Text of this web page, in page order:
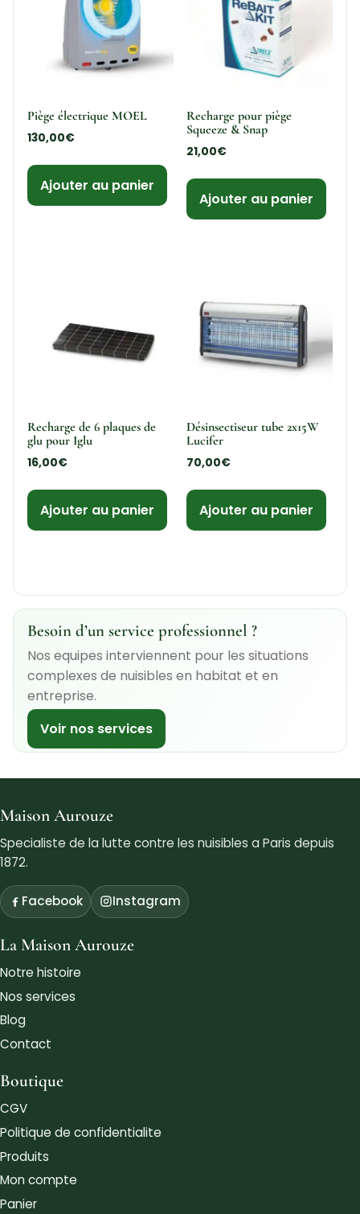
Piège électrique MOEL
130,00€
Ajouter au panier
Recharge pour piège
Squeeze & Snap
21,00€
Ajouter au panier
Recharge de 6 plaques de
glu pour Iglu
16,00€
Ajouter au panier
Désinsectiseur tube 2x15W
Lucifer
70,00€
Ajouter au panier
Besoin d’un service professionnel ?
Nos equipes interviennent pour les situations
complexes de nuisibles en habitat et en
entreprise.
Voir nos services
Maison Aurouze
Specialiste de la lutte contre les nuisibles a Paris depuis
1872.
Facebook Instagram
La Maison Aurouze
Notre histoire
Nos services
Blog
Contact
Boutique
CGV
Politique de confidentialite
Produits
Mon compte
Panier